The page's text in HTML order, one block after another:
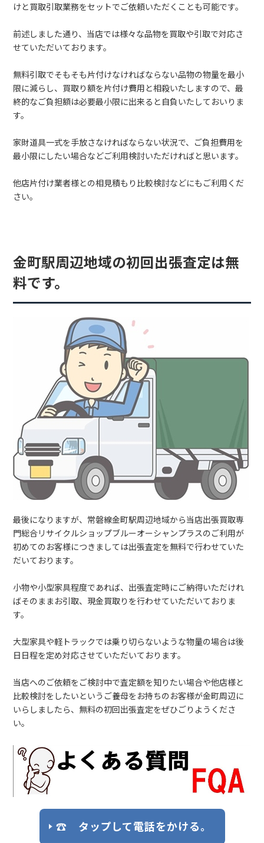
けと買取引取業務をセットでご依頼いただくことも可能です。
前述しました通り、当店では様々な品物を買取や引取で対応さ
せていただいております。
無料引取でそもそも片付けなければならない品物の物量を最小
限に減らし、買取り額を片付け費用と相殺いたしますので、最
終的なご負担額は必要最小限に出来ると自負いたしておいりま
す。
家財道具一式を手放さなければならない状況で、ご負担費用を
最小限にしたい場合などご利用検討いただければと思います。
他店片付け業者様との相見積もり比較検討などにもご利用くだ
さい。
金町駅周辺地域の初回出張査定は無
料です。
最後になりますが、常磐線金町駅周辺地域から当店出張買取専
門総合リサイクルショップブルーオーシャンプラスのご利用が
初めてのお客様につきましては出張査定を無料で行わせていた
だいております。
小物や小型家具程度であれば、出張査定時にご納得いただけれ
ばそのままお引取、現金買取りを行わせていただいておりま
す。
大型家具や軽トラックでは乗り切らないような物量の場合は後
日日程を定め対応させていただいております。
当店へのご依頼をご検討中で査定額を知りたい場合や他店様と
比較検討をしたいというご養母をお持ちのお客様が金町周辺に
いらしましたら、無料の初回出張査定をぜひごりようくださ
い。
☎ タップして電話をかける。